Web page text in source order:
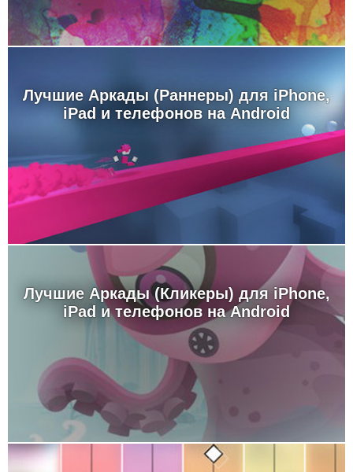
Лучшие Аркады (Раннеры) для iPhone,
iPad и телефонов на Android
Лучшие Аркады (Кликеры) для iPhone,
iPad и телефонов на Android